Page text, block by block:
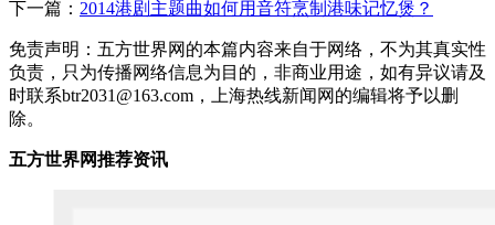
下一篇： 2014港剧主题曲如何用音符烹制港味记忆煲？
免责声明：五方世界网的本篇内容来自于网络，不为其真实性
负责，只为传播网络信息为目的，非商业用途，如有异议请及
时联系btr2031@163.com，上海热线新闻网的编辑将予以删
除。
五方世界网推荐资讯